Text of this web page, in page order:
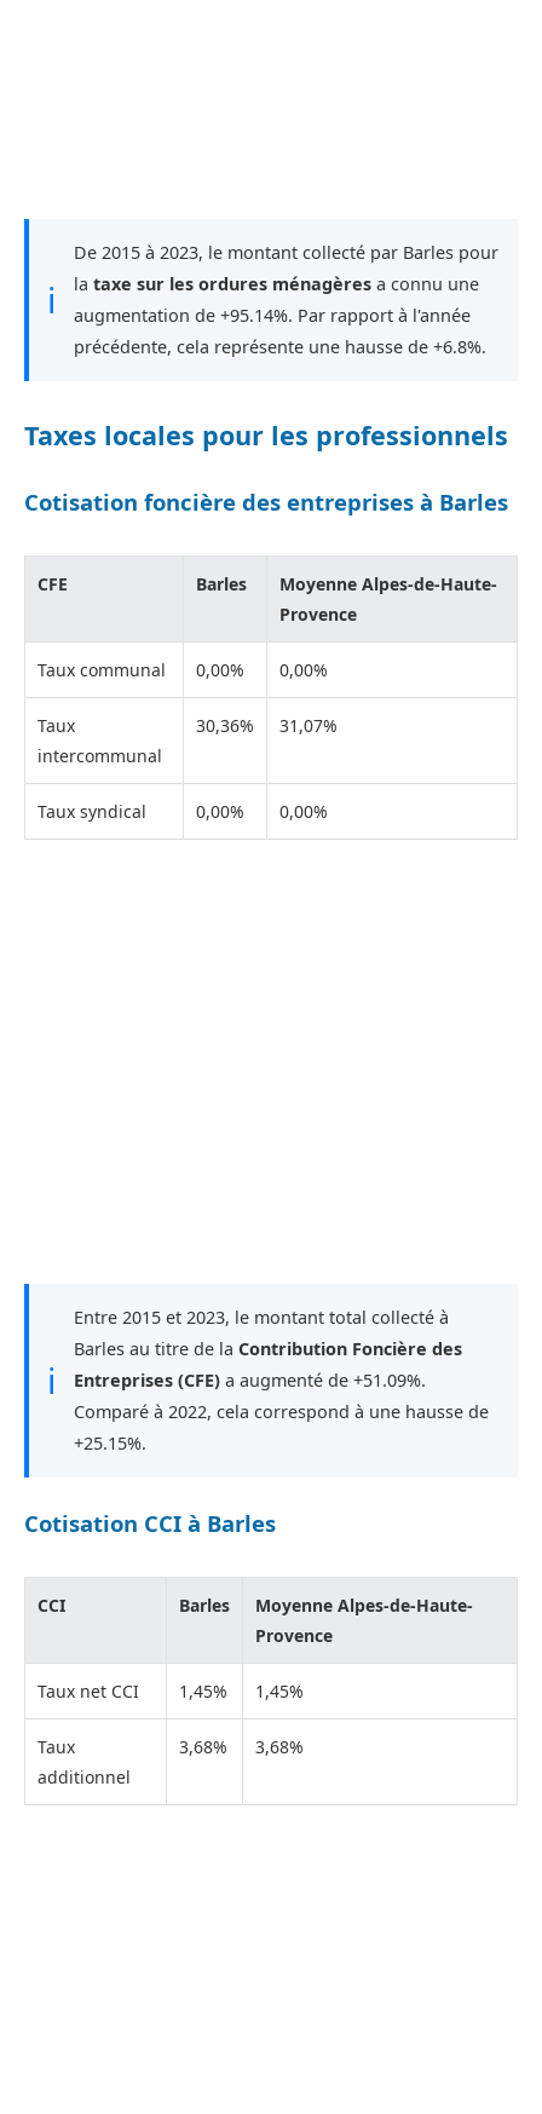
ℹ
De 2015 à 2023, le montant collecté par Barles pour
la taxe sur les ordures ménagères a connu une
augmentation de +95.14%. Par rapport à l'année
précédente, cela représente une hausse de +6.8%.
Taxes locales pour les professionnels
Cotisation foncière des entreprises à Barles
CFE Barles
Moyenne Alpes-de-Haute-
Provence
Taux communal 0,00% 0,00%
Taux
intercommunal
30,36% 31,07%
Taux syndical 0,00% 0,00%
ℹ
Entre 2015 et 2023, le montant total collecté à
Barles au titre de la Contribution Foncière des
Entreprises (CFE) a augmenté de +51.09%.
Comparé à 2022, cela correspond à une hausse de
+25.15%.
Cotisation CCI à Barles
CCI Barles
Moyenne Alpes-de-Haute-
Provence
Taux net CCI 1,45% 1,45%
Taux
additionnel
3,68% 3,68%